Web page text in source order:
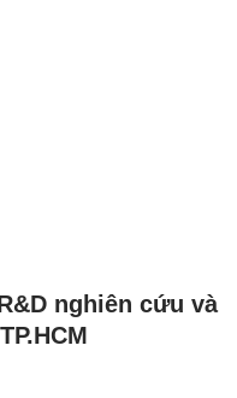
nghiên cứu và